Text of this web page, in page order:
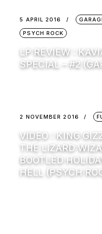
5 APRIL 2016
PSYCH ROCK
LP REVIEW :
SPECIAL – #2
2 NOVEMBER 2016
VIDEO : KING
THE LIZARD
BOOTLED
HELL (PSYCH